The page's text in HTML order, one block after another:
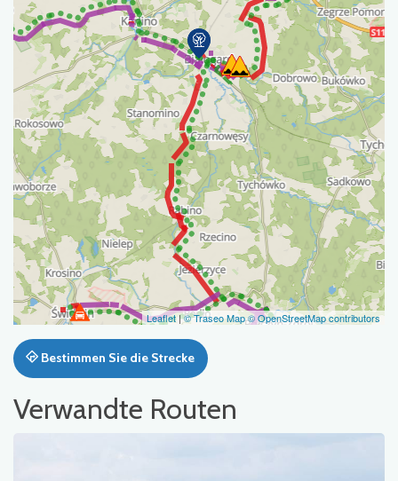
Leaflet |© Traseo Map© OpenStreetMap contributors
Bestimmen Sie die Strecke
Verwandte Routen